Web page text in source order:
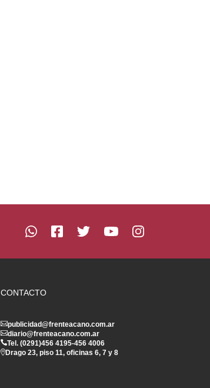
CONTACTO
publicidad@frenteacano.com.ar
diario@frenteacano.com.ar
Tel. (0291)456 4195-456 4006
Drago 23, piso 11, oficinas 6, 7 y 8